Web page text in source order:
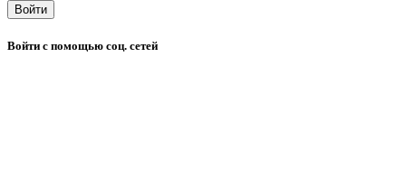
Войти
Войти с помощью соц. сетей